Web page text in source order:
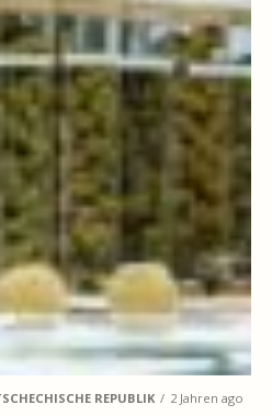
REPUBLIK 2 Jahren ago